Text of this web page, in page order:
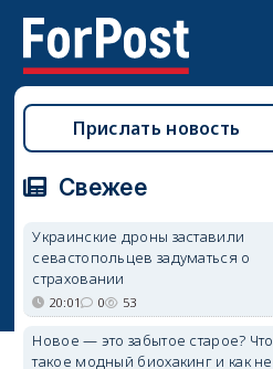
Прислать новость
Свежее
Украинские дроны заставили
севастопольцев задуматься о
страховании
20:01 0 53
Новое — это забытое старое? Что
такое модный биохакинг и как не